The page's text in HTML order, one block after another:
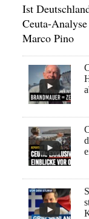
Ist
Ceuta-
Marco Pino